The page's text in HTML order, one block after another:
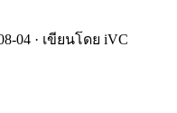
04 · เขียนโดย iVC